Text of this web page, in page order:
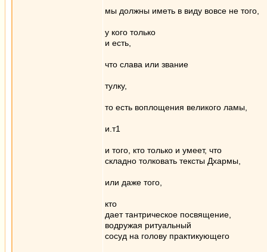
мы должны иметь в виду вовсе не того,
у кого только
и есть,
что слава или звание
тулку,
то есть воплощения великого ламы,
и.т1
и того, кто только и умеет, что
складно толковать тексты Дхармы,
или даже того,
кто
дает тантрическое посвящение,
водружая ритуальный
сосуд на голову практикующего